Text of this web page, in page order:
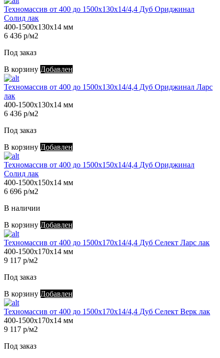
Техномассив от 400 до 1500х130х14/4,4 Дуб Ориджинал
Солид лак
400-1500х130х14 мм
6 436 р/м2
Под заказ
В корзину Добавлен
Техномассив от 400 до 1500х130х14/4,4 Дуб Ориджинал Ларс
лак
400-1500х130х14 мм
6 436 р/м2
Под заказ
В корзину Добавлен
Техномассив от 400 до 1500х150х14/4,4 Дуб Ориджинал
Солид лак
400-1500х150х14 мм
6 696 р/м2
В наличии
В корзину Добавлен
Техномассив от 400 до 1500х170х14/4,4 Дуб Селект Ларс лак
400-1500х170х14 мм
9 117 р/м2
Под заказ
В корзину Добавлен
Техномассив от 400 до 1500х170х14/4,4 Дуб Селект Верк лак
400-1500х170х14 мм
9 117 р/м2
Под заказ